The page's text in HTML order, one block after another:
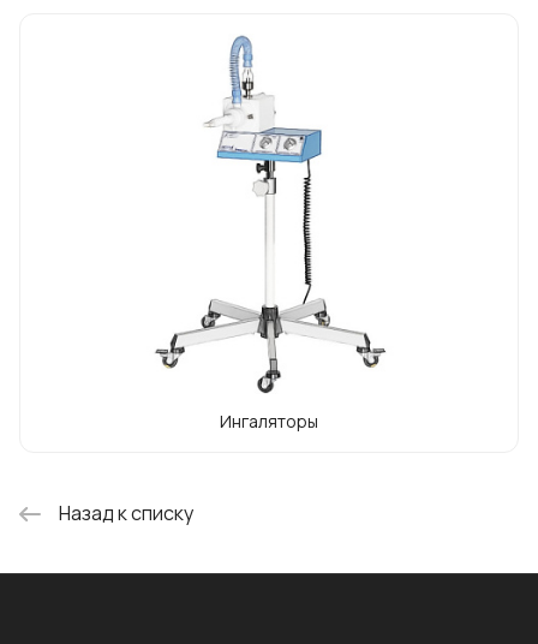
степеней защиты пациентов от
перекрестной инфекции. Оборудована
противопылевыми, бактерицидными
фильтрами, УФ-лампами. Не требует
помещений с приточно-вытяжной
вентиляцией и устройствами очистки
Ингаляторы
Назад к списку